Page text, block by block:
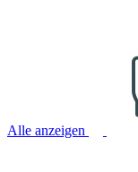
Alle anzeigen